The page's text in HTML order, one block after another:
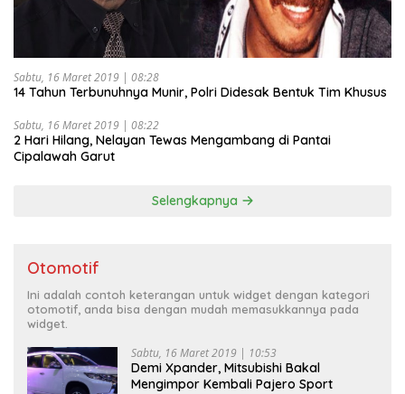
Sabtu, 16 Maret 2019 | 08:28
14 Tahun Terbunuhnya Munir, Polri Didesak Bentuk Tim Khusus
Sabtu, 16 Maret 2019 | 08:22
2 Hari Hilang, Nelayan Tewas Mengambang di Pantai
Cipalawah Garut
Selengkapnya
Otomotif
Ini adalah contoh keterangan untuk widget dengan kategori
otomotif, anda bisa dengan mudah memasukkannya pada
widget.
Sabtu, 16 Maret 2019 | 10:53
Demi Xpander, Mitsubishi Bakal
Mengimpor Kembali Pajero Sport